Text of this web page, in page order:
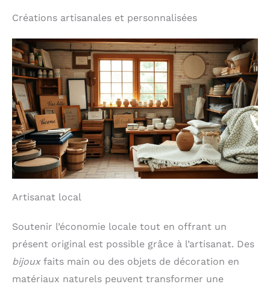
Créations artisanales et personnalisées
Artisanat local
Soutenir l’économie locale tout en offrant un
présent original est possible grâce à l’artisanat. Des
bijouxfaits main ou des objets de décoration en
matériaux naturels peuvent transformer une